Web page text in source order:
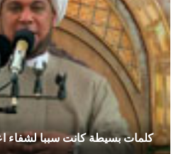
كلمات بسيطة كانت سببا لشفاء